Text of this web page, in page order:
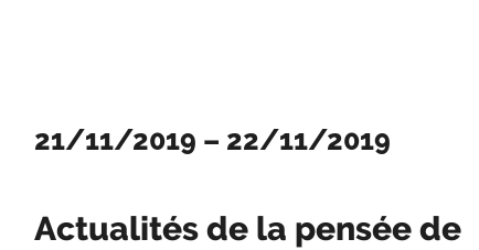
21/11/2019 – 22/11/2019
Actualités de la pensée de